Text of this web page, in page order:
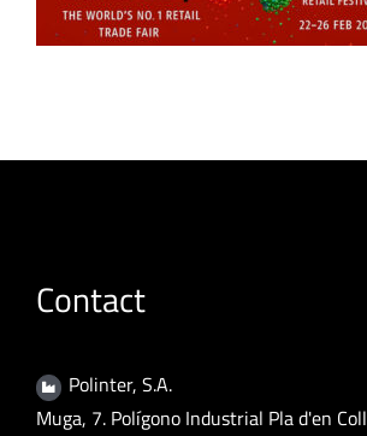
Contact
Polinter, S.A.
Muga, 7. Polígono Industrial Pla d'en Coll